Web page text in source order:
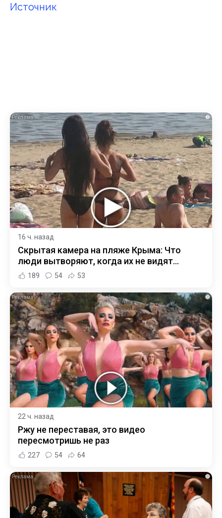
Источник
i
16 ч. назад
Скрытая камера на пляже Крыма: Что
люди вытворяют, когда их не видят...
189 54 53
i
22 ч. назад
Ржу не переставая, это видео
пересмотришь не раз
227 54 64
i